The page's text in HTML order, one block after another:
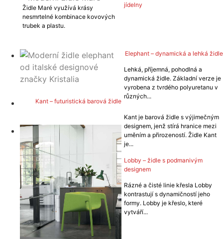
jídelny
Židle Maré využívá krásy
nesmrtelné kombinace kovových
trubek a plastu.
Elephant – dynamická a lehká židle
Lehká, příjemná, pohodlná a
dynamická židle. Základní verze je
vyrobena z tvrdého polyuretanu v
různých...
Kant – futuristická barová židle
Kant je barová židle s výjimečným
designem, jenž stírá hranice mezi
uměním a přirozeností. Židle Kant
je...
Lobby – židle s podmanivým
designem
Rázné a čisté linie křesla Lobby
kontrastují s dynamičností jeho
formy. Lobby je křeslo, které
vytváří...